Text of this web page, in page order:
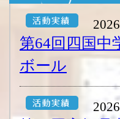
第64回四国中
ボール